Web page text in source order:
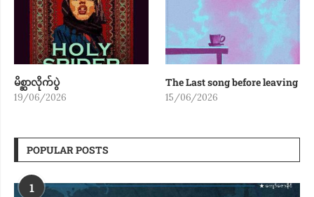
မိစ္ဆာလိုက်ပွဲ
19/06/2026
The Last song before leaving
15/06/2026
POPULAR POSTS
1